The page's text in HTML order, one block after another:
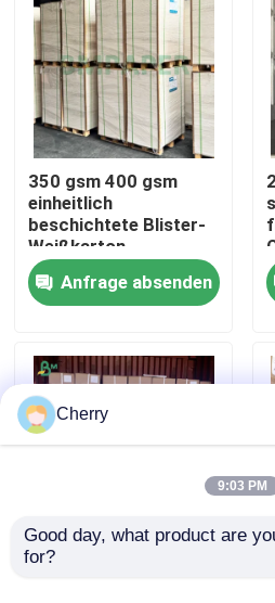
Produkte
Über uns
Fabrik Tour
Qualitätskontrolle
Nachrichten
350 gsm 400 gsm
einheitlich
beschichtete Blister-
Weißkarton-
Linerkarte
Anfrage absenden
20lb 2 Zoll 3 Zoll Kern-
Cherry
9:03 PM
Good day, what product are
for?